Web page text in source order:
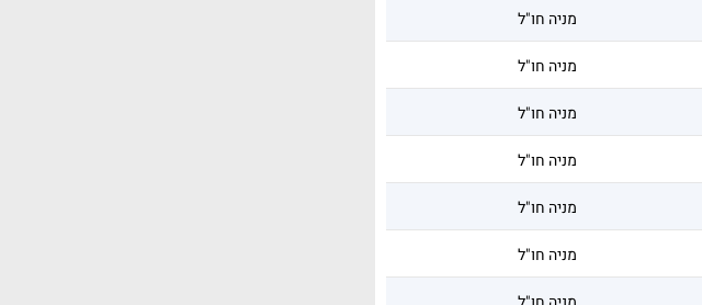
מניה חו"ל
מניה חו"ל
מניה חו"ל
מניה חו"ל
מניה חו"ל
מניה חו"ל